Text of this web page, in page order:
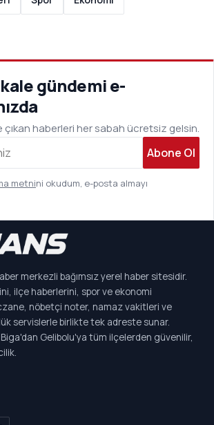
gündemi e-
çıkan haberleri her sabah ücretsiz gelsin.
Abone Ol
metnini okudum, e-posta almayı
merkezli bağımsız yerel haber sitesidir.
ilçe haberlerini, spor ve ekonomi
nöbetçi noter, namaz vakitleri ve
servislerle birlikte tek adreste sunar.
Gelibolu'ya tüm ilçelerden güvenilir,